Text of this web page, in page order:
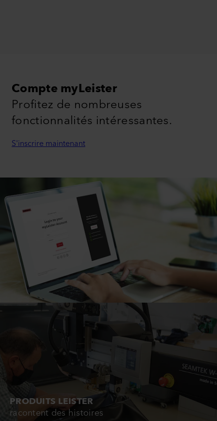
Compte myLeister
Profitez de nombreuses
fonctionnalités intéressantes.
S'inscrire maintenant
PRODUITS LEISTER
racontent des histoires